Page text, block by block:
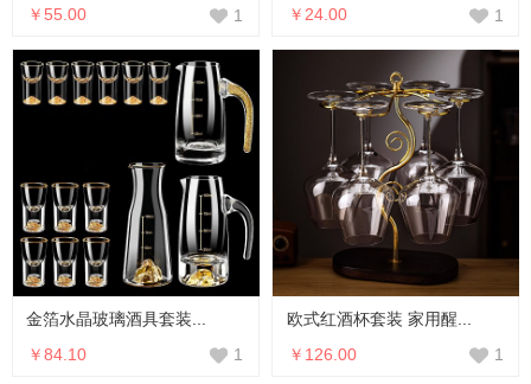
￥55.00
1
￥24.00
1
金箔水晶玻璃酒具套装...
￥84.10
1
欧式红酒杯套装 家用醒...
￥126.00
1